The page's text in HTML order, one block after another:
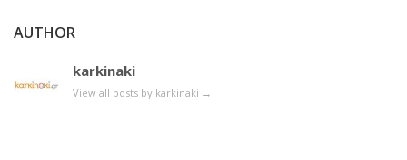
AUTHOR
karkinaki
View all posts by karkinaki →